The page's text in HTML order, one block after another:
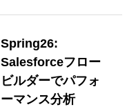
Spring26:
Salesforceフロー
ビルダーでパフォ
ーマンス分析